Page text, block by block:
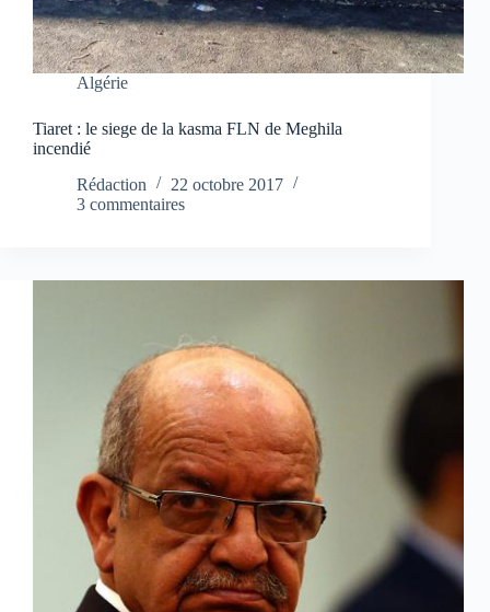
Algérie
Tiaret : le siege de la kasma FLN de Meghila
incendié
Rédaction
22 octobre 2017
3 commentaires